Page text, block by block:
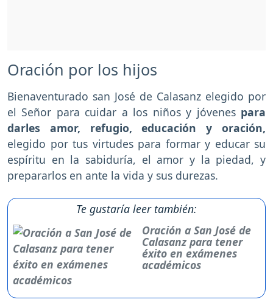
Oración por los hijos
Bienaventurado san José de Calasanz elegido por
el Señor para cuidar a los niños y jóvenes para
darles amor, refugio, educación y oración,
elegido por tus virtudes para formar y educar su
espíritu en la sabiduría, el amor y la piedad, y
prepararlos en ante la vida y sus durezas.
Te gustaría leer también:
Oración a San José de
Calasanz para tener
éxito en exámenes
académicos